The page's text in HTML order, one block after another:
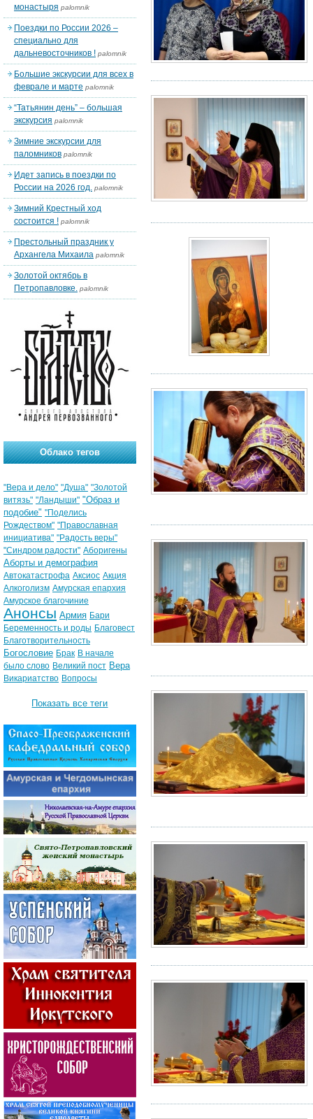
монастыря palomnik
Поездки по России 2026 –
специально для
дальневосточников ! palomnik
Большие экскурсии для всех в
феврале и марте palomnik
“Татьянин день” – большая
экскурсия palomnik
Зимние экскурсии для
паломников palomnik
Идет запись в поездки по
России на 2026 год. palomnik
Зимний Крестный ход
состоится ! palomnik
Престольный праздник у
Архангела Михаила palomnik
Золотой октябрь в
Петропавловке. palomnik
Облако тегов
"Вера и дело" "Душа" "Золотой
витязь" "Ландыши" "Образ и
подобие" "Поделись
Рождеством" "Православная
инициатива" "Радость веры"
"Синдром радости" Аборигены
Аборты и демография
Автокатастрофа Аксиос Акция
Алкоголизм Амурская епархия
Амурское благочиние
Анонсы Армия Бари
Беременность и роды Благовест
Благотворительность
Богословие Брак В начале
было слово Великий пост Вера
Викариатство Вопросы
Показать все теги